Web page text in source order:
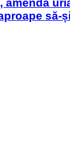
amendă
să-